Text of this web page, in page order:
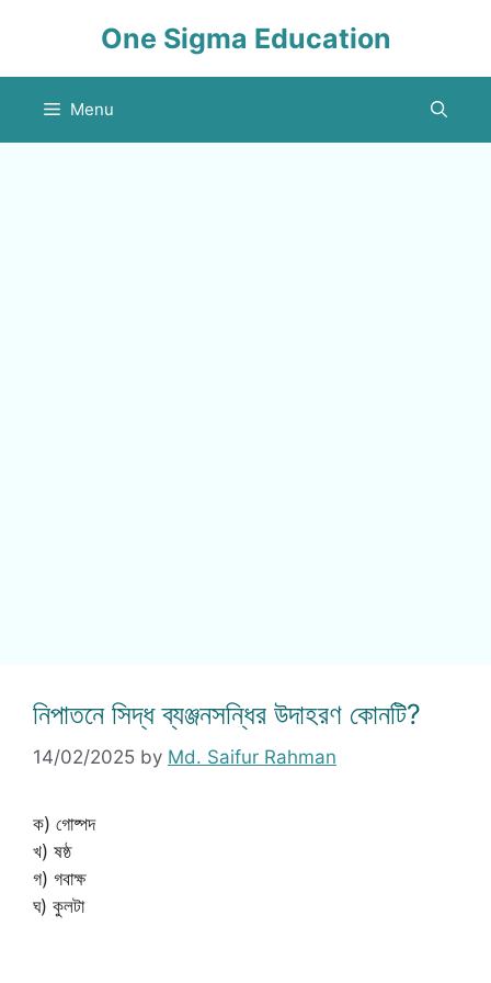
One Sigma Education
Menu
নিপাতনে সিদ্ধ ব্যঞ্জনসন্ধির উদাহরণ কোনটি?
14/02/2025 by Md. Saifur Rahman
ক) গোষ্পদ
খ) ষষ্ঠ
গ) গবাক্ষ
ঘ) কুলটা